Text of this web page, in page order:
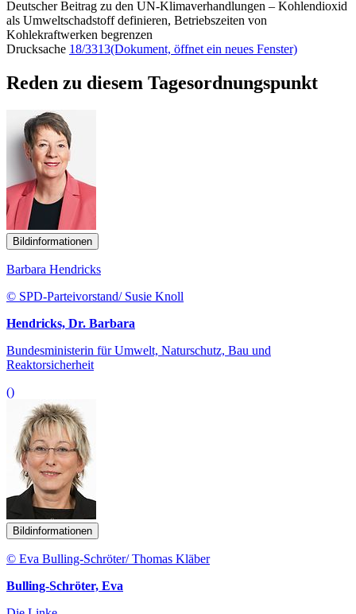
Deutscher Beitrag zu den UN-Klimaverhandlungen – Kohlendioxid
als Umweltschadstoff definieren, Betriebszeiten von
Kohlekraftwerken begrenzen
Drucksache 18/3313(Dokument, öffnet ein neues Fenster)
Reden zu diesem Tagesordnungspunkt
Bildinformationen
Barbara Hendricks
© SPD-Parteivorstand/ Susie Knoll
Hendricks, Dr. Barbara
Bundesministerin für Umwelt, Naturschutz, Bau und
Reaktorsicherheit
()
Bildinformationen
© Eva Bulling-Schröter/ Thomas Kläber
Bulling-Schröter, Eva